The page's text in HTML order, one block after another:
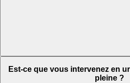
Est-ce que vous intervenez en
pleine ?